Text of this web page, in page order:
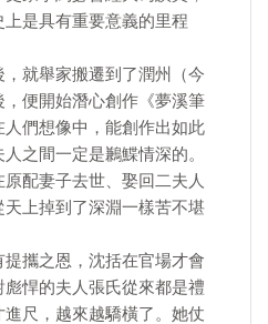
是具有重要意義的里程
就舉家搬遷到了潤州（今
便開始潛心創作《夢溪筆
們想像中，能創作出如此
之間一定是鶼鰈情深的。
配妻子去世、娶回二夫人
上掉到了深淵一樣苦不堪
攜之恩，沈括在官場才會
悍的夫人張氏從來都是禮
尺，越來越驕橫了。她仗